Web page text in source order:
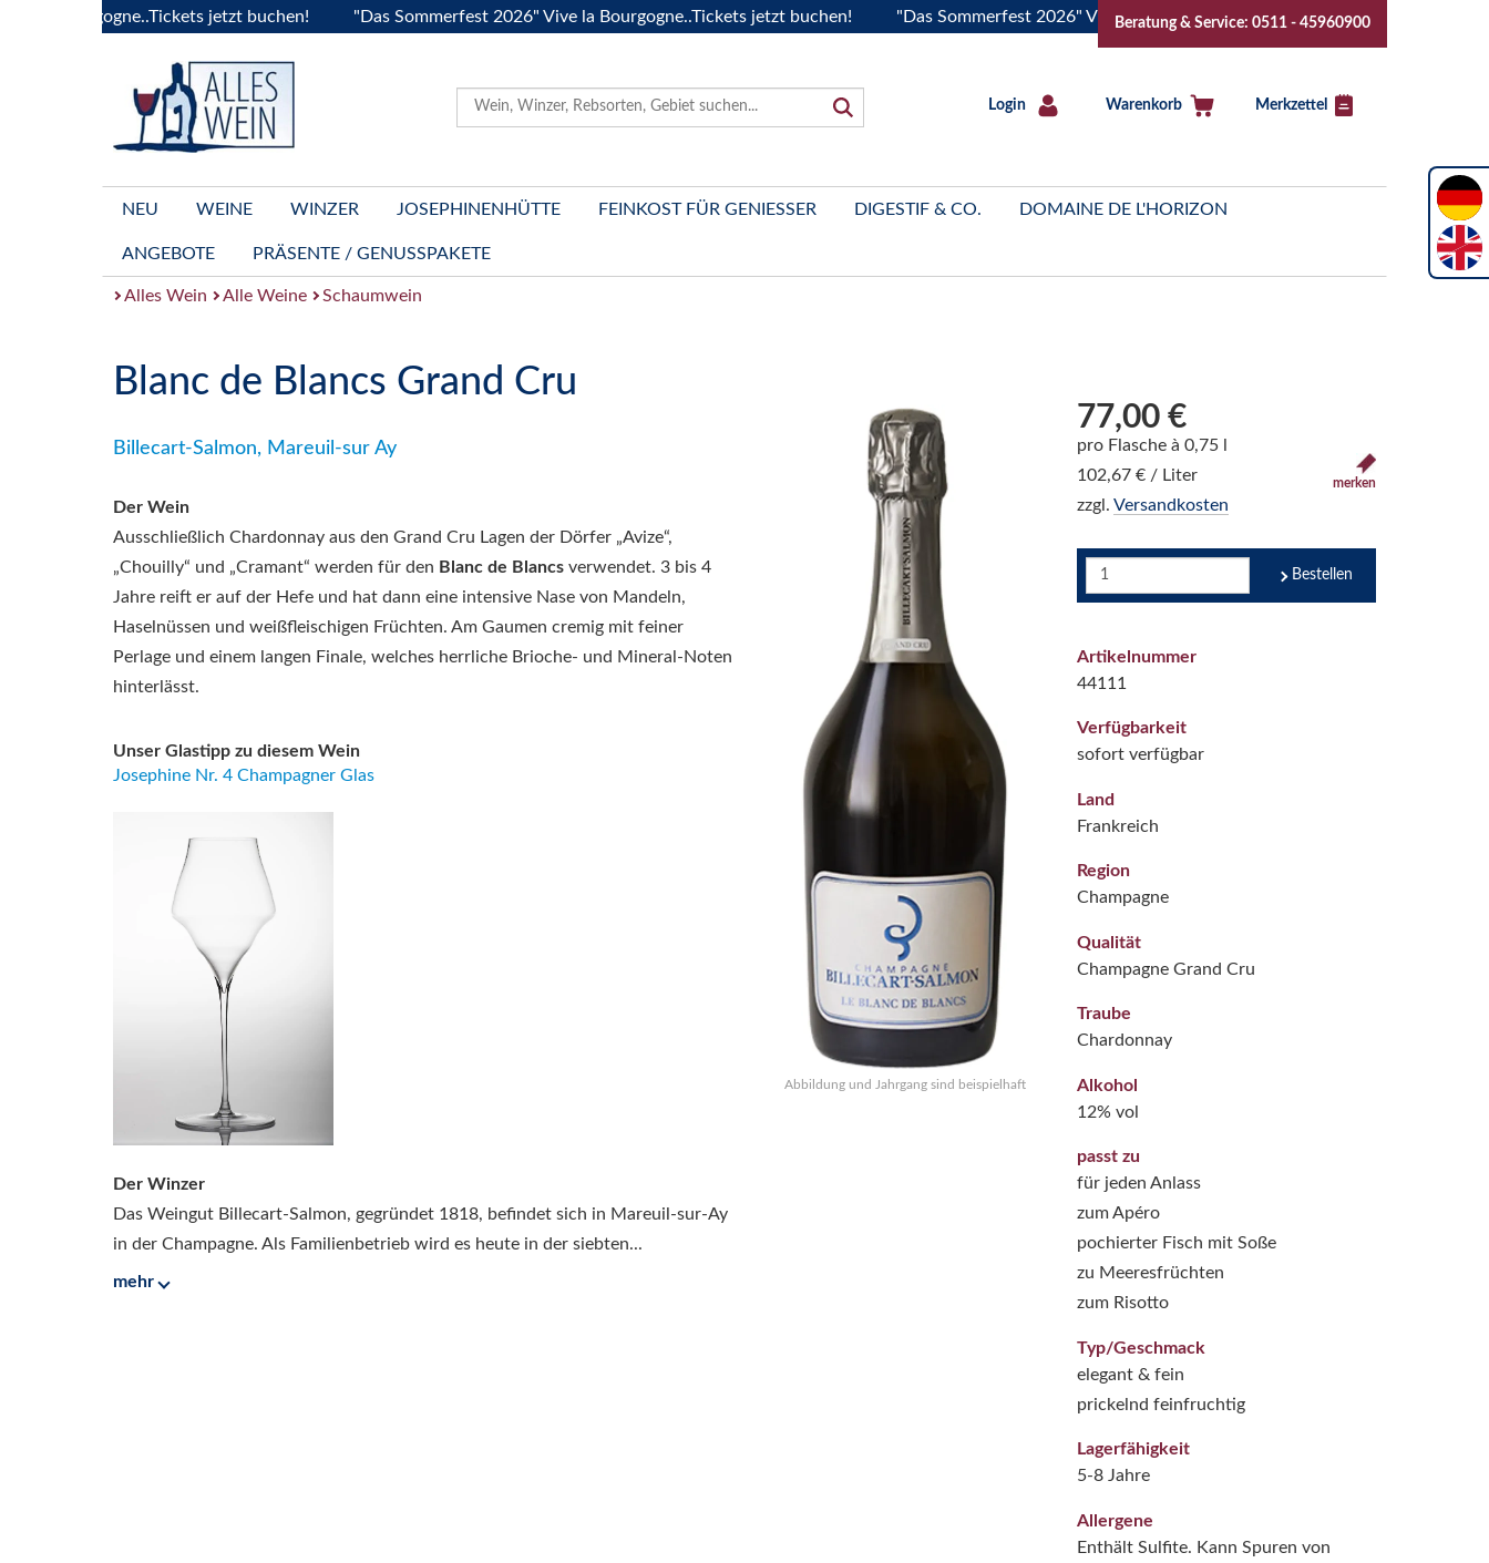
jetzt buchen! "Das Sommerfest 2026" Vive la Bourgogne..Tickets jetzt buchen! "Das Sommerfest 2026" Vive la Bourgogne..Tickets jetzt buchen!
Beratung & Service: 0511 - 45960900
Login Warenkorb Merkzettel
NEU WEINE WINZER JOSEPHINENHÜTTE FEINKOST FÜR GENIESSER DIGESTIF & CO. DOMAINE DE L'HORIZON
ANGEBOTE PRÄSENTE / GENUSSPAKETE
Alles Wein Alle Weine Schaumwein
Blanc de Blancs Grand Cru
Billecart-Salmon, Mareuil-sur Ay
Der Wein
Ausschließlich Chardonnay aus den Grand Cru Lagen der Dörfer „Avize“,
„Chouilly“ und „Cramant“ werden für den Blanc de Blancs verwendet. 3 bis 4
Jahre reift er auf der Hefe und hat dann eine intensive Nase von Mandeln,
Haselnüssen und weißfleischigen Früchten. Am Gaumen cremig mit feiner
Perlage und einem langen Finale, welches herrliche Brioche- und Mineral-Noten
hinterlässt.
Unser Glastipp zu diesem Wein
Josephine Nr. 4 Champagner Glas
Der Winzer
Das Weingut Billecart-Salmon, gegründet 1818, befindet sich in Mareuil-sur-Ay
in der Champagne. Als Familienbetrieb wird es heute in der siebten...
mehr
Abbildung und Jahrgang sind beispielhaft
77,00 €
pro Flasche à 0,75 l
102,67 € / Liter
zzgl. Versandkosten
merken
Bestellen
Artikelnummer
44111
Verfügbarkeit
sofort verfügbar
Land
Frankreich
Region
Champagne
Qualität
Champagne Grand Cru
Traube
Chardonnay
Alkohol
12% vol
passt zu
für jeden Anlass
zum Apéro
pochierter Fisch mit Soße
zu Meeresfrüchten
zum Risotto
Typ/Geschmack
elegant & fein
prickelnd feinfruchtig
Lagerfähigkeit
5-8 Jahre
Allergene
Enthält Sulfite. Kann Spuren von